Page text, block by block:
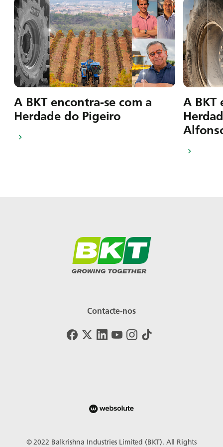
A BKT encontra-se com a
Herdade do Pigeiro
A BKT
Contacte-nos
© 2022 Balkrishna Industries Limited (BKT). All Rights